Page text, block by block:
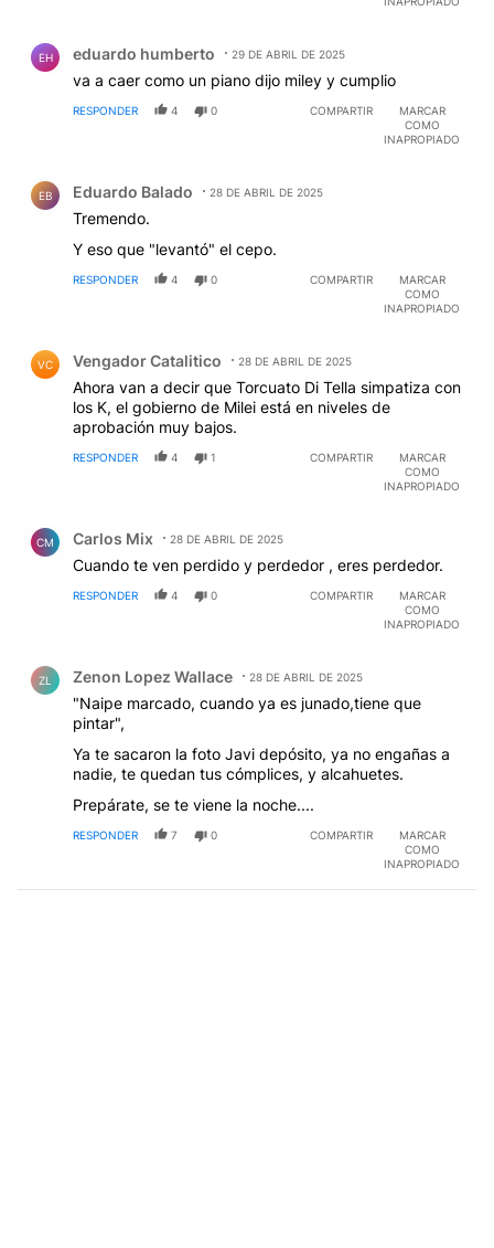
EH eduardo humberto 29 DE ABRIL DE 2025
va a caer como un piano dijo miley y cumplio
RESPONDER 4 0 COMPARTIR
MARCAR
COMO
INAPROPIADO
EB Eduardo Balado 28 DE ABRIL DE 2025
Tremendo.
Y eso que "levantó" el cepo.
RESPONDER 4 0 COMPARTIR
MARCAR
COMO
INAPROPIADO
VC Vengador Catalitico 28 DE ABRIL DE 2025
Ahora van a decir que Torcuato Di Tella simpatiza con
los K, el gobierno de Milei está en niveles de
aprobación muy bajos.
RESPONDER 4 1 COMPARTIR
MARCAR
COMO
INAPROPIADO
CM Carlos Mix 28 DE ABRIL DE 2025
Cuando te ven perdido y perdedor , eres perdedor.
RESPONDER 4 0 COMPARTIR
MARCAR
COMO
INAPROPIADO
ZL Zenon Lopez Wallace 28 DE ABRIL DE 2025
"Naipe marcado, cuando ya es junado,tiene que
pintar",
Ya te sacaron la foto Javi depósito, ya no engañas a
nadie, te quedan tus cómplices, y alcahuetes.
Prepárate, se te viene la noche....
RESPONDER 7 0 COMPARTIR
MARCAR
COMO
INAPROPIADO